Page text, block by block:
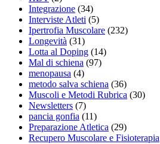
Integrazione (34)
Interviste Atleti (5)
Ipertrofia Muscolare (232)
Longevità (31)
Lotta al Doping (14)
Mal di schiena (97)
menopausa (4)
metodo salva schiena (36)
Muscoli e Metodi Rubrica (30)
Newsletters (7)
pancia gonfia (11)
Preparazione Atletica (29)
Recupero Muscolare e Fisioterapia